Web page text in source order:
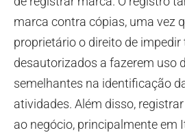
marca contra cópias, uma vez
proprietário o direito de impedir
desautorizados a fazerem uso
semelhantes na identificação
atividades. Além disso,
ao negócio, principalmente em